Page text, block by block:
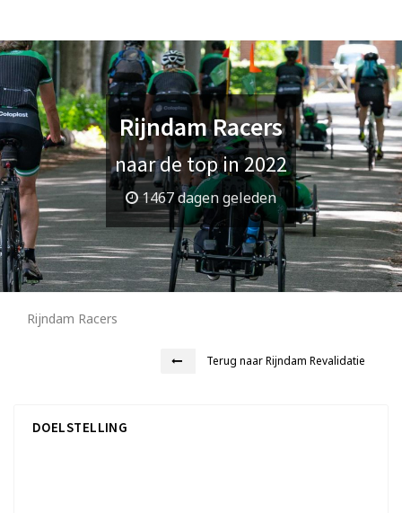
Rijndam Racers
naar de top in 2022
1467 dagen geleden
Rijndam Racers
Terug naar Rijndam Revalidatie
DOELSTELLING